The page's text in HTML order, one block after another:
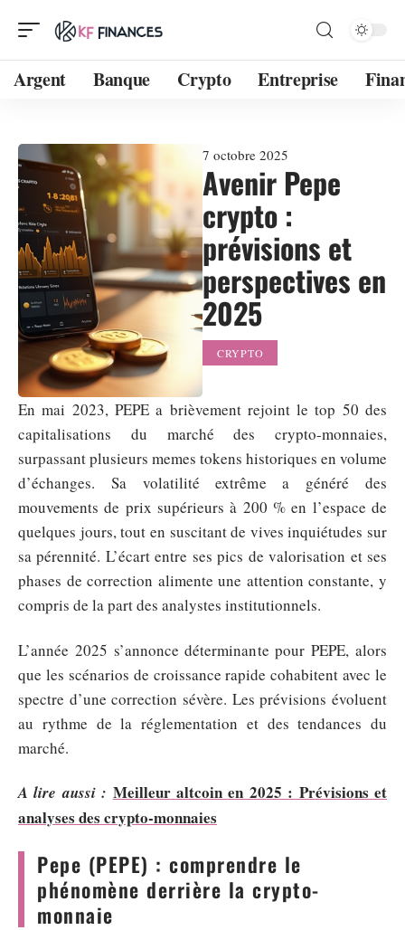
Argent Banque Crypto Entreprise
7 octobre 2025
Avenir Pepe
crypto :
prévisions et
perspectives en
2025
CRYPTO
En mai 2023, PEPE a brièvement rejoint le top 50 des
capitalisations du marché des crypto-monnaies,
surpassant plusieurs memes tokens historiques en volume
d’échanges. Sa volatilité extrême a généré des
mouvements de prix supérieurs à 200 % en l’espace de
quelques jours, tout en suscitant de vives inquiétudes sur
sa pérennité. L’écart entre ses pics de valorisation et ses
phases de correction alimente une attention constante, y
compris de la part des analystes institutionnels.
L’année 2025 s’annonce déterminante pour PEPE, alors
que les scénarios de croissance rapide cohabitent avec le
spectre d’une correction sévère. Les prévisions évoluent
au rythme de la réglementation et des tendances du
marché.
A lire aussi : Meilleur altcoin en 2025 : Prévisions et
analyses des crypto-monnaies
Pepe (PEPE) : comprendre le
phénomène derrière la crypto-
monnaie